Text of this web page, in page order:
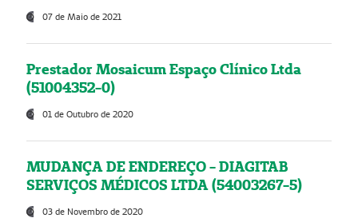
07 de Maio de 2021
Prestador Mosaicum Espaço Clínico Ltda
(51004352-0)
01 de Outubro de 2020
MUDANÇA DE ENDEREÇO - DIAGITAB
SERVIÇOS MÉDICOS LTDA (54003267-5)
03 de Novembro de 2020